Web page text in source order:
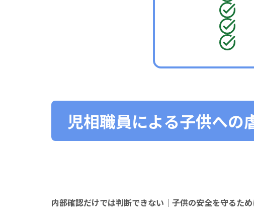
児相職員による子供への
内部確認だけでは判断できない｜子供の安全を守るた